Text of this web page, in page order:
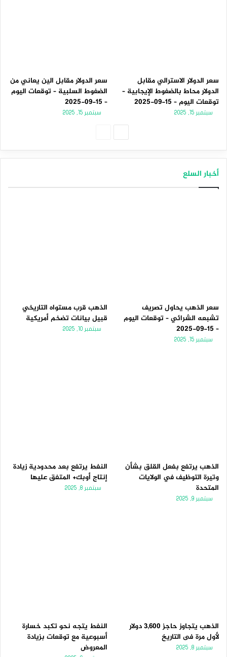
سعر الدولار الاسترالي مقابل
الدولار محاط بالضغوط الإيجابية –
توقعات اليوم – 15-09-2025
سبتمبر 15, 2025
سعر الدولار مقابل الين يعاني من
الضغوط السلبية – توقعات اليوم
– 15-09-2025
سبتمبر 15, 2025
أخبار السلع
سعر الذهب يحاول تصريف
تشبعه الشرائي – توقعات اليوم
– 15-09-2025
سبتمبر 15, 2025
الذهب قرب مستواه التاريخي
قبيل بيانات تضخم أمريكية
سبتمبر 10, 2025
الذهب يرتفع بفعل القلق بشأن
وتيرة التوظيف في الولايات
المتحدة
سبتمبر 9, 2025
النفط يرتفع بعد محدودية زيادة
إنتاج أوبك+ المتفق عليها
سبتمبر 8, 2025
الذهب يتجاوز حاجز 3,600 دولار
لأول مرة فى التاريخ
سبتمبر 8, 2025
النفط يتجه نحو تكبد خسارة
أسبوعية مع توقعات بزيادة
المعروض